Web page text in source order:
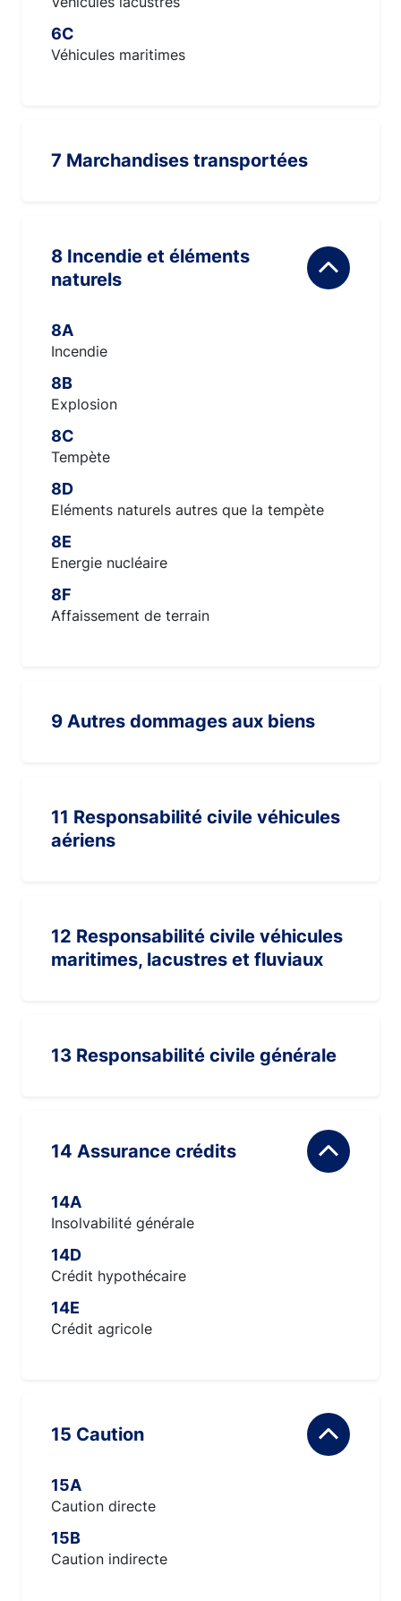
6C
Véhicules maritimes
7 Marchandises transportées
8 Incendie et éléments
naturels
8A
Incendie
8B
Explosion
8C
Tempète
8D
Eléments naturels autres que la tempète
8E
Energie nucléaire
8F
Affaissement de terrain
9 Autres dommages aux biens
11 Responsabilité civile véhicules
aériens
12 Responsabilité civile véhicules
maritimes, lacustres et fluviaux
13 Responsabilité civile générale
14 Assurance crédits
14A
Insolvabilité générale
14D
Crédit hypothécaire
14E
Crédit agricole
15 Caution
15A
Caution directe
15B
Caution indirecte